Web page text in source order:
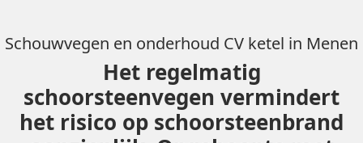
Schouwvegen en onderhoud CV ketel in Menen
Het regelmatig
schoorsteenvegen vermindert
het risico op schoorsteenbrand